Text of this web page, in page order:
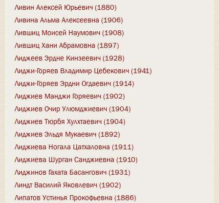
Ливин Алексей Юрьевич (1880)
Ливина Альма Алексеевна (1906)
Лившиц Моисей Наумович (1908)
Лившиц Хани Абрамовна (1897)
Лиджеев Эрдне Кинзеевич (1928)
Лиджи-Горяев Владимир Цебекович (1941)
Лиджи-Горяев Эрдни Огдаевич (1914)
Лиджиев Манджи Горяевич (1902)
Лиджиев Очир Улюмджиевич (1904)
Лиджиев Тюрбя Хулхтаевич (1904)
Лиджиев Эльдя Мукаевич (1892)
Лиджиева Ногала Цатхаловна (1911)
Лиджиева Шурган Санджиевна (1910)
Лиджинов Гахата Басангович (1931)
Линдт Василий Яковлевич (1902)
Липатов Устинья Прокофьевна (1886)